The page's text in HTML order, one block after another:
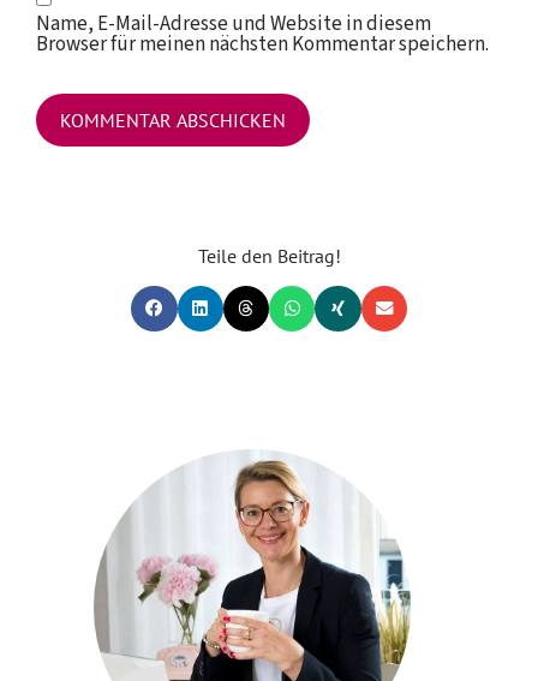
Name, E-Mail-Adresse und Website in diesem
Browser für meinen nächsten Kommentar speichern.
Teile den Beitrag!